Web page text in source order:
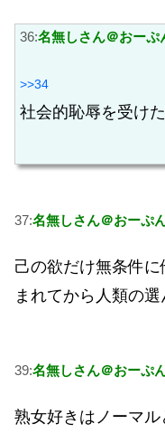
36:名無しさん＠おーぷ
>>34
社会的恥辱を受けた
37:名無しさん＠おーぷ
己の欲だけ無条件
まれてから人類の
39:名無しさん＠おーぷ
熟女好きはノーマル